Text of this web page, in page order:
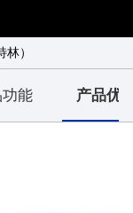
动化渗透技术
）
能 产品优